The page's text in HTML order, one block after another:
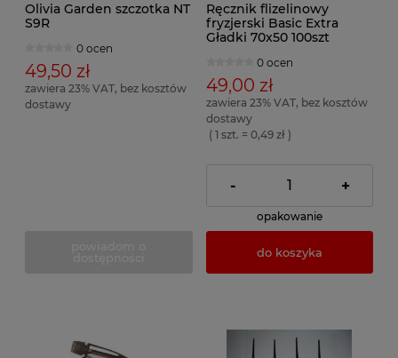
Olivia Garden szczotka NT
S9R
0 ocen
49,50 zł
zawiera 23% VAT, bez kosztów
dostawy
Ręcznik flizelinowy
fryzjerski Basic Extra
Gładki 70x50 100szt
0 ocen
49,00 zł
zawiera 23% VAT, bez kosztów
dostawy
( 1 szt. = 0,49 zł )
- +
opakowanie
do koszyka